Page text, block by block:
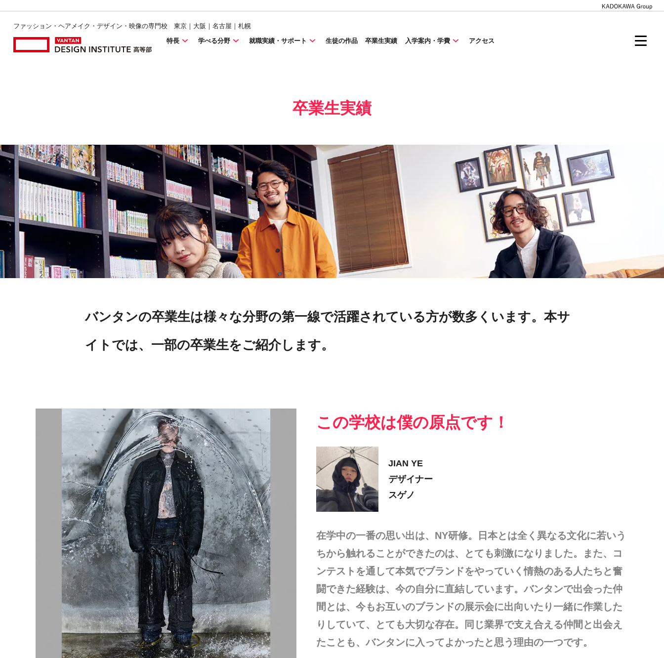
ファッション・ヘアメイク・デザイン・映像の専門校 東京｜大阪｜名古屋｜札幌
特長
学べる分野 就職実績・サポート 生徒の作品 卒業生実績 入学案内・学費 アクセス
卒業生実績
バンタンの卒業生は様々な分野の第一線で活躍されている方が数多くいます。本サ
イトでは、一部の卒業生をご紹介します。
この学校は僕の原点です！
JIAN YE
デザイナー
スゲノ
在学中の一番の思い出は、NY研修。日本とは全く異なる文化に若いう
ちから触れることができたのは、とても刺激になりました。また、コ
ンテストを通して本気でブランドをやっていく情熱のある人たちと奮
闘できた経験は、今の自分に直結しています。バンタンで出会った仲
間とは、今もお互いのブランドの展示会に出向いたり一緒に作業した
りしていて、とても大切な存在。同じ業界で支え合える仲間と出会え
たことも、バンタンに入ってよかったと思う理由の一つです。